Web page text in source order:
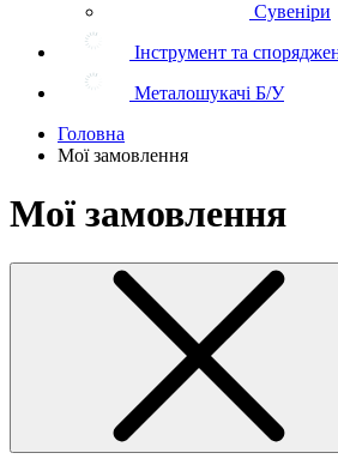
Сувеніри
Інструмент та
Металошукачі Б/У
Головна
Мої замовлення
Мої замовлення